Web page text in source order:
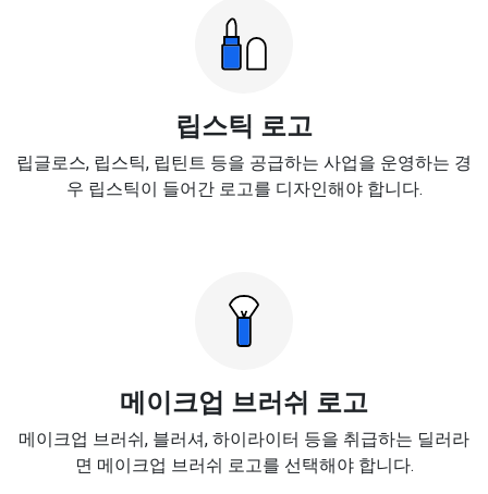
립스틱 로고
립글로스, 립스틱, 립틴트 등을 공급하는 사업을 운영하는 경
우 립스틱이 들어간 로고를 디자인해야 합니다.
메이크업 브러쉬 로고
메이크업 브러쉬, 블러셔, 하이라이터 등을 취급하는 딜러라
면 메이크업 브러쉬 로고를 선택해야 합니다.